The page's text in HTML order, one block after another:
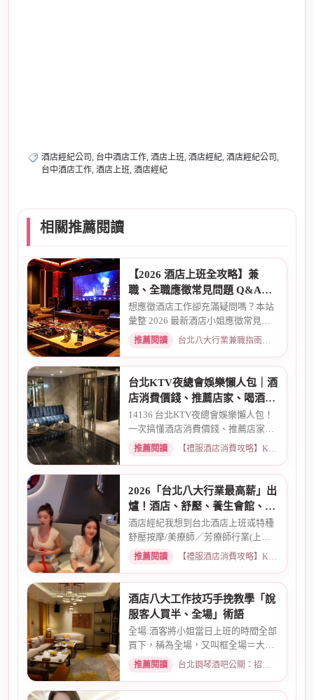
酒店經紀公司, 台中酒店工作, 酒店上班, 酒店經紀, 酒店經紀公司,
台中酒店工作, 酒店上班, 酒店經紀
相關推薦閱讀
【2026 酒店上班全攻略】兼
職、全職應徵常見問題 Q&A：
薪資、安全、環境全解析
想應徵酒店工作卻充滿疑問嗎？本站
彙整 2026 最新酒店小姐應徵常見問
題 Q&A。深入解析全職與兼職...
推薦閱讀 台北八大行業兼職指南：熱門職缺與求職須知 · 2026-03-09
台北KTV夜總會娛樂懶人包｜酒
店消費價錢、推薦店家、喝酒介
紹一次看懂
14136 台北KTV夜總會娛樂懶人包！
一次搞懂酒店消費價錢、推薦店家、
喝酒介紹。從基本消費、包廂...
推薦閱讀 【禮服酒店消費攻略】KTV喝酒娛樂、價格試算 · 2026-03-16
2026「台北八大行業最高薪」出
爐！酒店、舒壓、養生會館、經
紀人推薦
酒店經紀我想到台北酒店上班或特種
舒壓按摩/美療師／芳療師行業(上班
天數可自選) 特種行業工作也...
推薦閱讀 【禮服酒店消費攻略】KTV喝酒娛樂、價格試算 · 2026-01-15
酒店八大工作技巧手挽教學「說
服客人買半、全場」術語
全場:酒客將小姐當日上班的時間全部
買下，稱為全場，又叫框全場＝大框
＝外全酒店買框送s外全多少...
推薦閱讀 台北鋼琴酒吧公關：招募條件與工作環境介紹 · 2026-03-26